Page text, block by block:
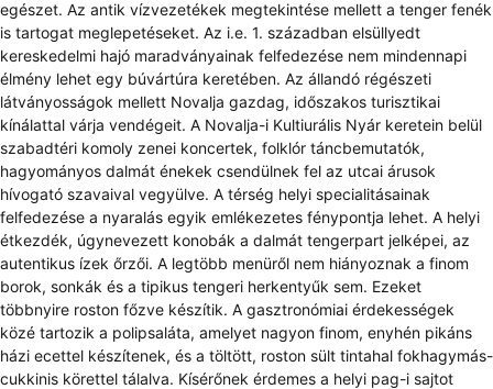
egészet. Az antik vízvezetékek megtekintése mellett a tenger fenék
is tartogat meglepetéseket. Az i.e. 1. században elsüllyedt
kereskedelmi hajó maradványainak felfedezése nem mindennapi
élmény lehet egy búvártúra keretében. Az állandó régészeti
látványosságok mellett Novalja gazdag, időszakos turisztikai
kínálattal várja vendégeit. A Novalja-i Kultiurális Nyár keretein belül
szabadtéri komoly zenei koncertek, folklór táncbemutatók,
hagyományos dalmát énekek csendülnek fel az utcai árusok
hívogató szavaival vegyülve. A térség helyi specialitásainak
felfedezése a nyaralás egyik emlékezetes fénypontja lehet. A helyi
étkezdék, úgynevezett konobák a dalmát tengerpart jelképei, az
autentikus ízek őrzői. A legtöbb menüről nem hiányoznak a finom
borok, sonkák és a tipikus tengeri herkentyűk sem. Ezeket
többnyire roston főzve készítik. A gasztronómiai érdekességek
közé tartozik a polipsaláta, amelyet nagyon finom, enyhén pikáns
házi ecettel készítenek, és a töltött, roston sült tintahal fokhagymás-
cukkinis körettel tálalva. Kísérőnek érdemes a helyi pag-i sajtot